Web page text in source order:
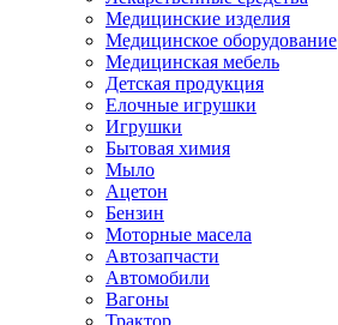
Медицинские изделия
Медицинское оборудование
Медицинская мебель
Детская продукция
Елочные игрушки
Игрушки
Бытовая химия
Мыло
Ацетон
Бензин
Моторные масела
Автозапчасти
Автомобили
Вагоны
Трактор